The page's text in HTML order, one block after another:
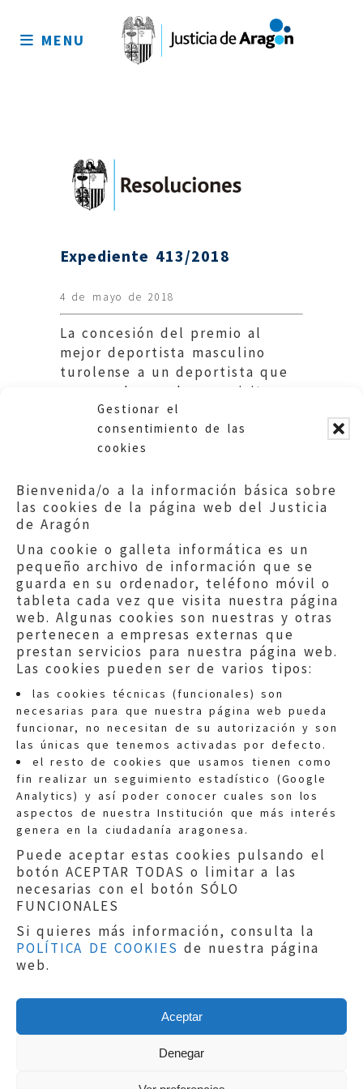
Gestionar el
consentimiento de las
cookies
Bienvenida/o a la información básica sobre
las cookies de la página web del Justicia
de Aragón
Una cookie o galleta informática es un
pequeño archivo de información que se
guarda en su ordenador, teléfono móvil o
tableta cada vez que visita nuestra página
web. Algunas cookies son nuestras y otras
pertenecen a empresas externas que
prestan servicios para nuestra página web.
Las cookies pueden ser de varios tipos:
las cookies técnicas (funcionales) son
necesarias para que nuestra página web pueda
funcionar, no necesitan de su autorización y son
las únicas que tenemos activadas por defecto.
el resto de cookies que usamos tienen como
fin realizar un seguimiento estadístico (Google
Analytics) y así poder conocer cuales son los
aspectos de nuestra Institución que más interés
genera en la ciudadanía aragonesa.
Puede aceptar estas cookies pulsando el
botón ACEPTAR TODAS o limitar a las
necesarias con el botón SÓLO
FUNCIONALES
Si quieres más información, consulta la
POLÍTICA DE COOKIES de nuestra página
web.
Aceptar
Denegar
sitio
MENU
Expediente 413/2018
4 de mayo de 2018
La concesión del premio al
mejor deportista masculino
turolense a un deportista que
no cumple con los requisitos
de la convocatoria.
Quejas:quejas@eljusticiadearagon.es
Información general:
informacion@eljusticiadearagon.es
Teléfonos:900 210 210/
Aviso legal|Política de privacidad|
Protección de Datos
Política de cookies
Copyright © 2019El Justicia de Aragón|
Sephor Consulting